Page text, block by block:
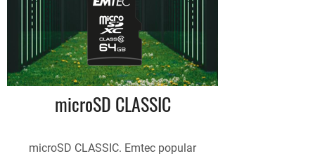
microSD CLASSIC
microSD CLASSIC. Emtec popular